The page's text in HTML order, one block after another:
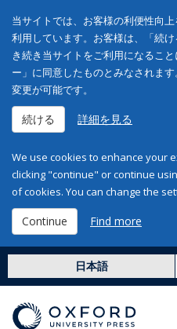
当サイトでは、お客様の利便性向
利用しています。お客様は、「続
き続き当サイトをご利用になるこ
ー」に同意したものとみなされま
変更が可能です。
続ける 詳細を見る
We use cookies to enhance your
clicking "continue" or continue
of cookies. You can change the
Continue Find more
日本語